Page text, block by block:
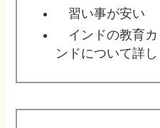
習い事が安い
インドの教育カ
ンドについて詳